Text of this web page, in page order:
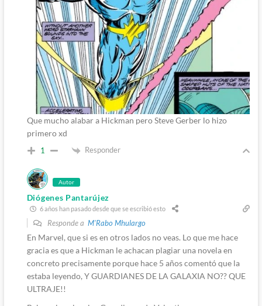
Que mucho alabar a Hickman pero Steve Gerber lo hizo
primero xd
1 Responder
Autor
Diógenes Pantarújez
6 años han pasado desde que se escribió esto
Responde a M'Rabo Mhulargo
En Marvel, que si es en otros lados no veas. Lo que me hace
gracia es que a Hickman le achacan plagiar una novela en
concreto precisamente porque hace 5 años comentó que la
estaba leyendo, Y GUARDIANES DE LA GALAXIA NO?? QUE
ULTRAJE!!